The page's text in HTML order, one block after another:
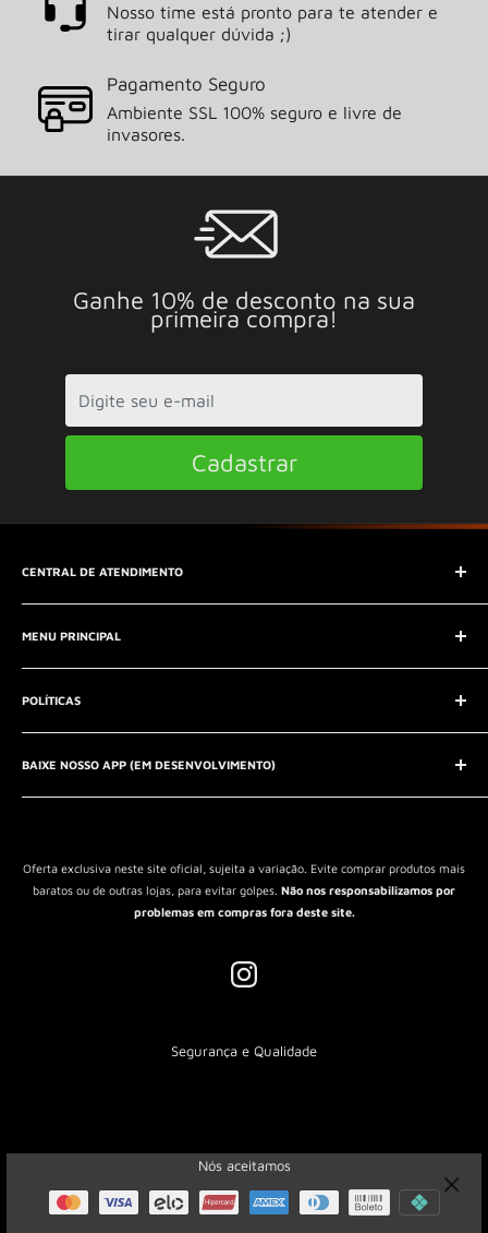
Nosso time está pronto para te atender e
tirar qualquer dúvida ;)
Pagamento Seguro
Ambiente SSL 100% seguro e livre de
invasores.
Ganhe 10% de desconto na sua
primeira compra!
Cadastrar
CENTRAL DE ATENDIMENTO
E-mail:
contato@seucontato.com.br
Telefone:41 8761-7286
MENU PRINCIPAL
Início
Catálogo
Entrar em contato
QUEM SOMOS?
POLÍTICAS
Aviso Legal
Política de Privacidade
Política de Reembolso
Termos de Serviço
BAIXE NOSSO APP (EM DESENVOLVIMENTO)
Oferta exclusiva neste site oficial, sujeita a variação. Evite comprar produtos mais
baratos ou de outras lojas, para evitar golpes. Não nos responsabilizamos por
problemas em compras fora deste site.
Segurança e Qualidade
Nós aceitamos